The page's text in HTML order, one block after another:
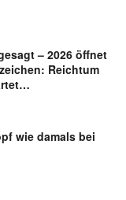
– 2026 öffnet
Reichtum
wie damals bei